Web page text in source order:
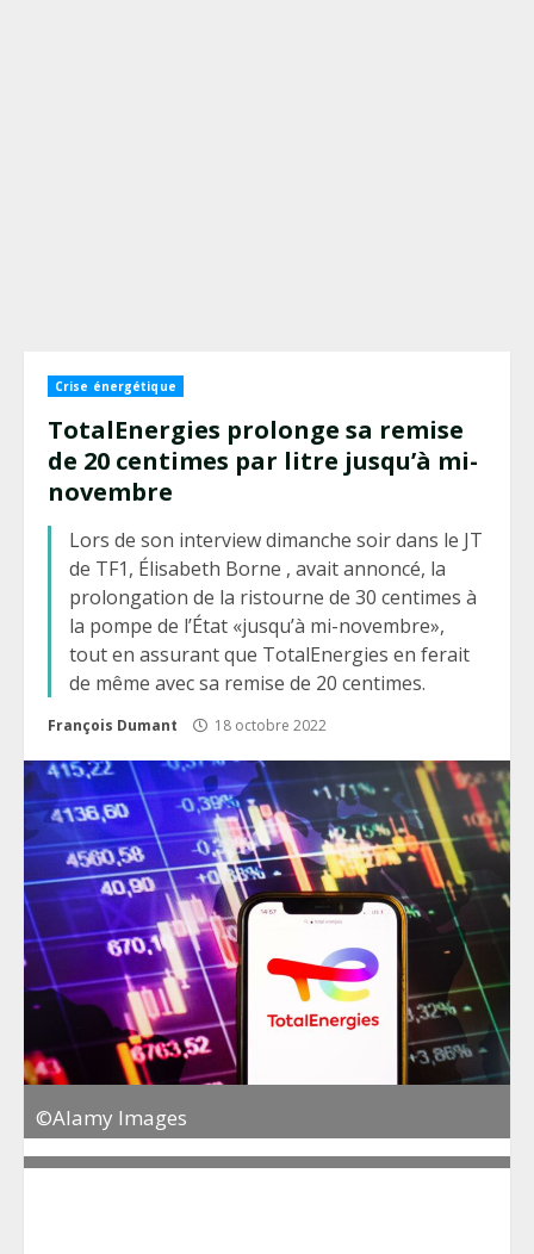
Crise énergétique
TotalEnergies prolonge sa remise
de 20 centimes par litre jusqu’à mi-
novembre
Lors de son interview dimanche soir dans le JT
de TF1, Élisabeth Borne , avait annoncé, la
prolongation de la ristourne de 30 centimes à
la pompe de l’État «jusqu’à mi-novembre»,
tout en assurant que TotalEnergies en ferait
de même avec sa remise de 20 centimes.
François Dumant 18 octobre 2022
©Alamy Images